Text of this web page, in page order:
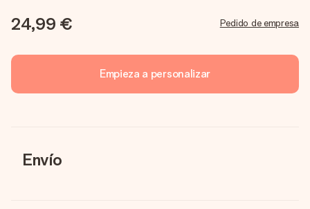
24,99 € Pedido de empresa
Empieza a personalizar
Envío